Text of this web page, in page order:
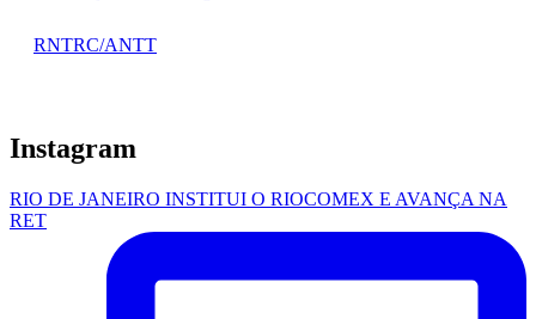
RNTRC/ANTT
Instagram
RIO DE JANEIRO INSTITUI O RIOCOMEX E AVANÇA NA
RET